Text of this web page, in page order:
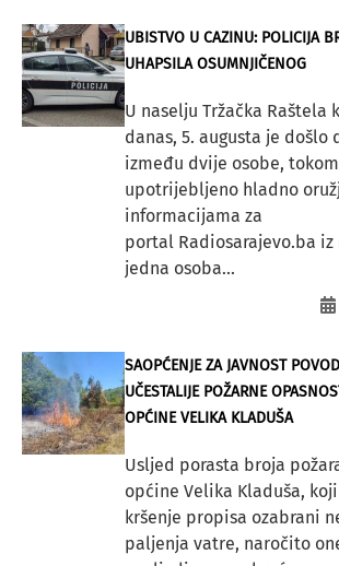
UBISTVO U CAZINU: POLICIJA
UHAPSILA OSUMNJIČENOG
U naselju Tržačka Raštela
danas, 5. augusta je došlo
između dvije osobe,
upotrijebljeno hladno
informacijama za
portal Radiosarajevo.ba iz
jedna osoba...
SAOPĆENJE ZA JAVNOST
UČESTALIJE POŽARNE
OPĆINE VELIKA KLADUŠA
Usljed porasta broja
općine Velika Kladuša,
kršenje propisa ozabrani
paljenja vatre, naročito